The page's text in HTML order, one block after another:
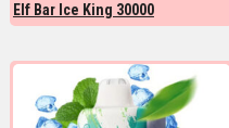
Elf Bar Ice King 30000